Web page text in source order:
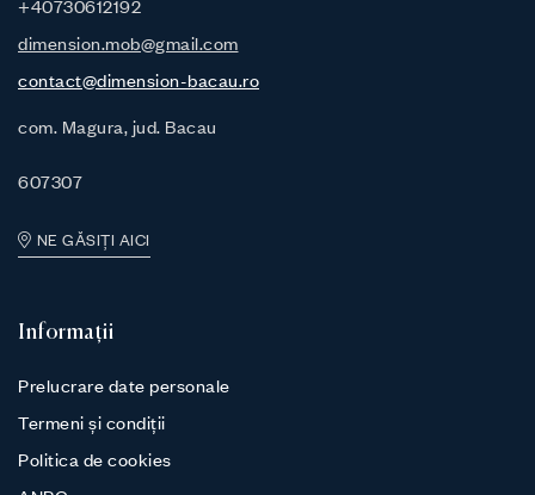
+40730612192
dimension.mob@gmail.com
contact@dimension-bacau.ro
com. Magura, jud. Bacau
607307
NE GĂSIȚI AICI
Informații
Prelucrare date personale
Termeni și condiții
Politica de cookies